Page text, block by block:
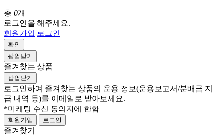
총 0개
로그인을 해주세요.
회원가입 로그인
확인
팝업닫기
즐겨찾는 상품
팝업닫기
로그인하여 즐겨찾는 상품의 운용 정보(운용보고서/분배금 지
급 내역 등)를 이메일로 받아보세요.
*마케팅 수신 동의자에 한함
회원가입 로그인
즐겨찾기